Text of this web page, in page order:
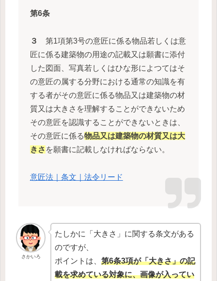
第6条
３
第1項第3号の意匠に係る物品若しくは意
匠に係る建築物の用途の記載又は願書に添付
した図面、写真若しくはひな形によつてはそ
の意匠の属する分野における通常の知識を有
する者がその意匠に係る物品又は建築物の材
質又は大きさを理解することができないため
その意匠を認識することができないときは、
その意匠に係る物品又は建築物の材質又は大
きさ を願書に記載しなければならない。
意匠法｜条文｜法令リード
さかいろ
たしかに「大きさ」に関する条文がある
のですが、
ポイントは、第6条3項が「大きさ」の記
載を求めている対象に、画像が入ってい